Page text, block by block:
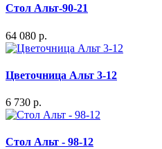
Стол Альт-90-21
64 080 р.
Цветочница Альт 3-12
6 730 р.
Стол Альт - 98-12